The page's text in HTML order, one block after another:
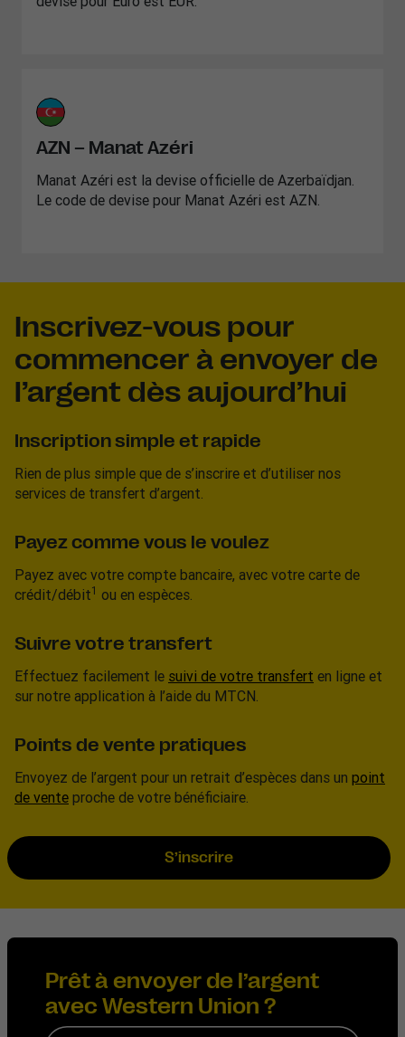
AZN – Manat Azéri
Manat Azéri est la devise officielle de Azerbaïdjan.
Le code de devise pour Manat Azéri est AZN.
Inscrivez-vous pour
commencer à envoyer de
l’argent dès aujourd’hui
Inscription simple et rapide
Rien de plus simple que de s’inscrire et d’utiliser nos
services de transfert d’argent.
Payez comme vous le voulez
Payez avec votre compte bancaire, avec votre carte de
crédit/débit1 ou en espèces.
Suivre votre transfert
Effectuez facilement le suivi de votre transfert en ligne et
sur notre application à l’aide du MTCN.
Points de vente pratiques
Envoyez de l’argent pour un retrait d’espèces dans un point
de vente proche de votre bénéficiaire.
S’inscrire
Prêt à envoyer de l’argent
avec Western Union ?